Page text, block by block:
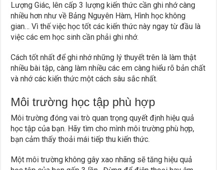
Lượng Giác, lên cấp 3 lượng kiến thức cần ghi nhớ càng
nhiều hơn như về Bảng Nguyên Hàm, Hình học không
gian… Vì thế việc học tốt các kiến thức này ngay từ đầu là
việc các em học sinh cần phải ghi nhớ.
Cách tốt nhất để ghi nhớ những lý thuyết trên là làm thật
nhiều bài tập, càng làm nhiều các em càng hiểu rõ bản chất
và nhớ các kiến thức một cách sâu sắc nhất.
Môi trường học tập phù hợp
Môi trường đóng vai trò quan trọng quyết định hiệu quả
học tập của bạn. Hãy tìm cho mình môi trường phù hợp,
bạn cảm thấy thoải mái tiếp thu kiến thức.
Một môi trường không gây xao nhãng sẽ tăng hiệu quả